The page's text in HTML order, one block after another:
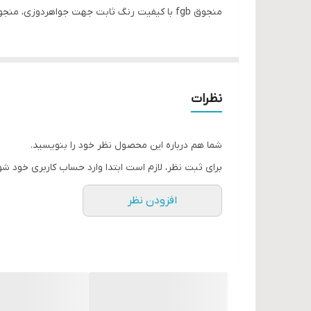
منجوق fgb با کیفیت رنگ ثابت جهت جواهردوزی، منجوق بافی، زیورآلات، تزئینات لباس
نظرات
شما هم درباره این محصول نظر خود را بنویسید.
برای ثبت نظر، لازم است ابتدا وارد حساب کاربری خود
افزودن نظر